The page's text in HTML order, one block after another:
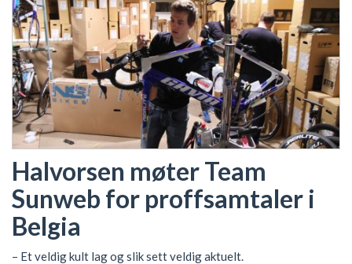
Halvorsen møter Team
Sunweb for proffsamtaler i
Belgia
– Et veldig kult lag og slik sett veldig aktuelt.